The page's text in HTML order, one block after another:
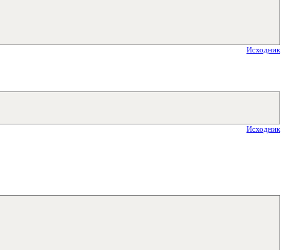
Исходник
Исходник